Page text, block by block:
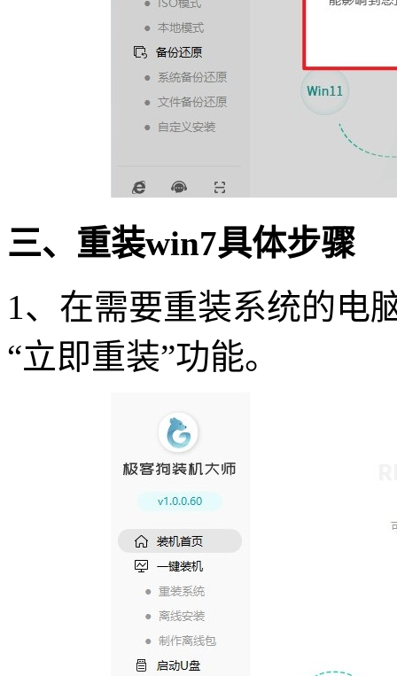
三、重装win7具体步骤
1 、在需要重装系统的电
“立即重装”功能。